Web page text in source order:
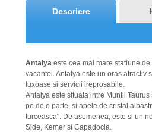
Descriere
Antalya este cea mai mare statiune
vacantei. Antalya este un oras atractiv
luxoase si servicii ireprosabile.
Antalya este situata intre Muntii
pe de o parte, si apele de cristal
turceasca". De asemenea, este si un
Side, Kemer si Capadocia.